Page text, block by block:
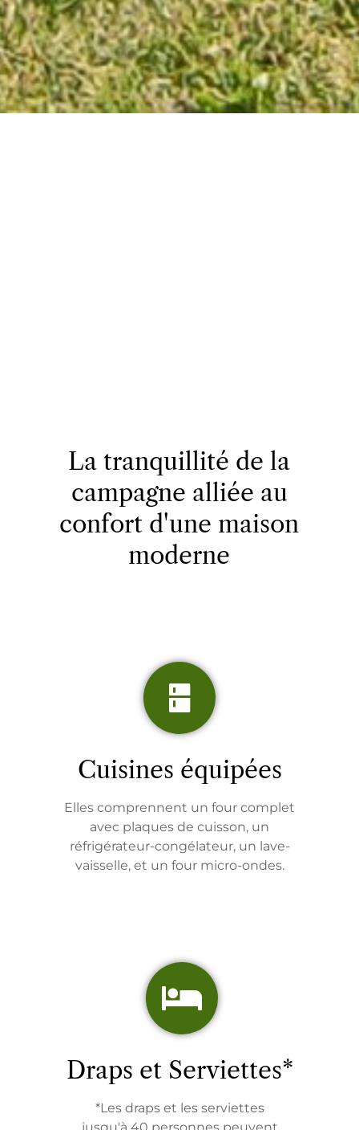
La tranquillité de la
campagne alliée au
confort d'une maison
moderne
Cuisines équipées
Elles comprennent un four complet
avec plaques de cuisson, un
réfrigérateur-congélateur, un lave-
vaisselle, et un four micro-ondes.
Draps et Serviettes*
*Les draps et les serviettes